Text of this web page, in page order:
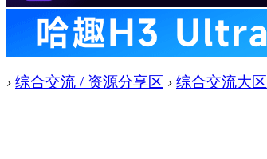
› 综合交流 / 资源分享区 › 综合交流大区